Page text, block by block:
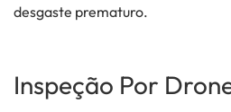
desgaste prematuro.
Inspeção Por